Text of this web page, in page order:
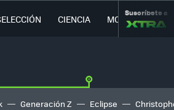
CIENCIA MOVILIDAD
Suscríbete a
Generación Z Eclipse